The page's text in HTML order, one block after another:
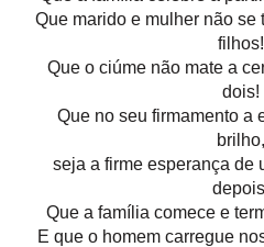
Que marido e mulher não se
filhos!
Que o ciúme não mate a
dois!
Que no seu firmamento a
brilho,
seja a firme esperança de
Que a família comece e
E que o homem carregue